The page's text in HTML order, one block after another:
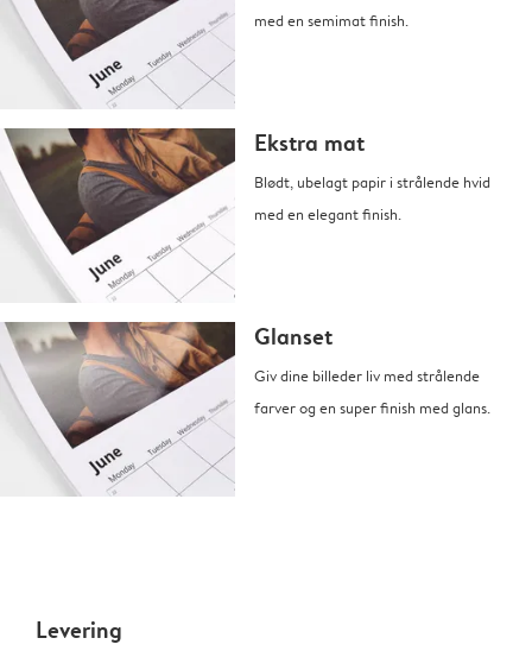
med en semimat finish.
Ekstra mat
Blødt, ubelagt papir i strålende hvid
med en elegant finish.
Glanset
Giv dine billeder liv med strålende
farver og en super finish med glans.
Levering